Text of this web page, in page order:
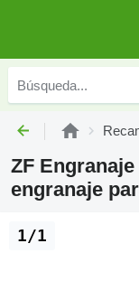
ZF
engranaje
1/1